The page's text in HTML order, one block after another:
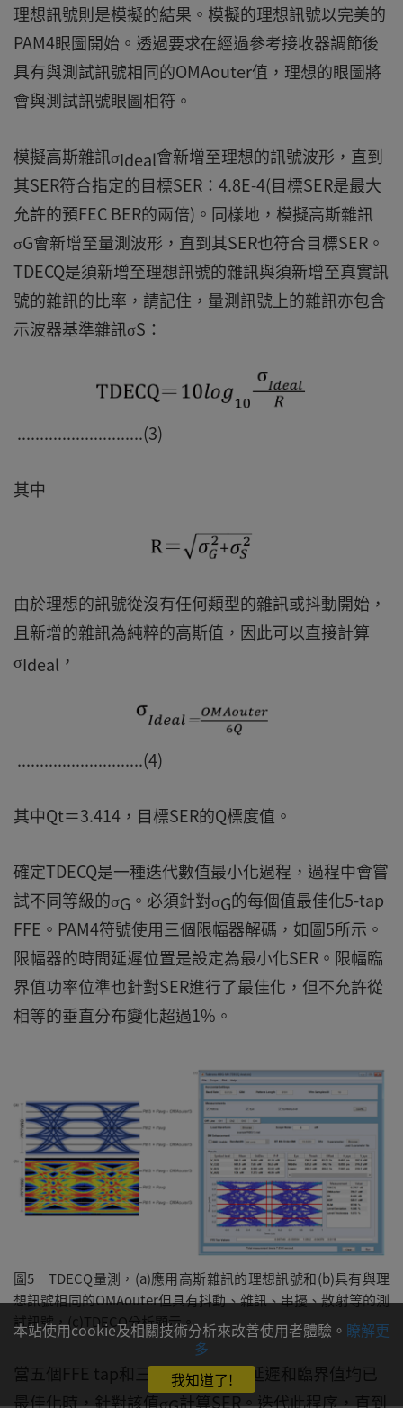
理想訊號則是模擬的結果。模擬的理想訊號以完美的
PAM4眼圖開始。透過要求在經過參考接收器調節後
具有與測試訊號相同的OMAouter值，理想的眼圖將
會與測試訊號眼圖相符。
模擬高斯雜訊σIdeal會新增至理想的訊號波形，直到
其SER符合指定的目標SER：4.8E-4(目標SER是最大
允許的預FEC BER的兩倍)。同樣地，模擬高斯雜訊
σG會新增至量測波形，直到其SER也符合目標SER。
TDECQ是須新增至理想訊號的雜訊與須新增至真實訊
號的雜訊的比率，請記住，量測訊號上的雜訊亦包含
示波器基準雜訊σS：
............................(3)
其中
由於理想的訊號從沒有任何類型的雜訊或抖動開始，
且新增的雜訊為純粹的高斯值，因此可以直接計算
σIdeal ，
............................(4)
其中Qt＝3.414，目標SER的Q標度值。
確定TDECQ是一種迭代數值最小化過程，過程中會嘗
試不同等級的σG 。必須針對σG的每個值最佳化5-tap
FFE。PAM4符號使用三個限幅器解碼，如圖5所示。
限幅器的時間延遲位置是設定為最小化SER。限幅臨
界值功率位準也針對SER進行了最佳化，但不允許從
相等的垂直分布變化超過1%。
圖5 TDECQ量測，(a)應用高斯雜訊的理想訊號和(b)具有與理
想訊號相同的OMAouter但具有抖動、雜訊、串擾、散射等的測
試訊號，(c)TDECQ分析顯示。
當五個FFE tap和三個限幅器時間延遲和臨界值均已
最佳化時，針對該值σ 計算SER。迭代此程序，直到
本站使用cookie及相關技術分析來改善使用者體驗。 瞭解更
多
我知道了!